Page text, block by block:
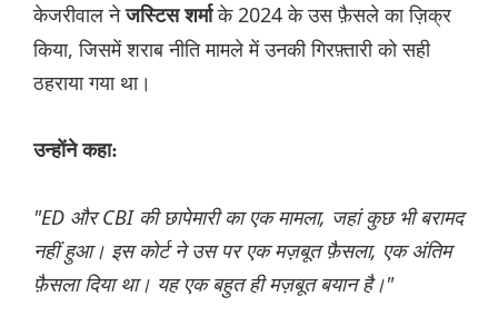
केजरीवाल नेजस्टिस शर्माके 2024 के उस फ़ैसले का ज़िक्र
किया, जिसमें शराब नीति मामले में उनकी गिरफ़्तारी को सही
ठहराया गया था।
उन्होंने कहा:
"ED और CBI की छापेमारी का एक मामला, जहां कुछ भी बरामद
नहीं हुआ। इस कोर्ट ने उस पर एक मज़बूत फ़ैसला, एक अंतिम
फ़ैसला दिया था। यह एक बहुत ही मज़बूत बयान है।"